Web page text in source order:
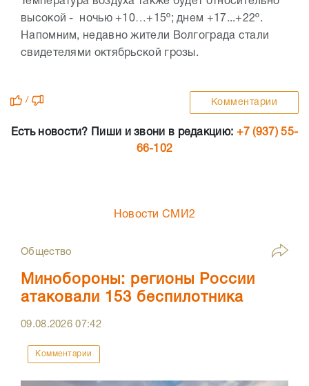
высокой - ночью +10…+15º; днем +17...+22º.
Напомним, недавно жители Волгограда стали
свидетелями октябрьской грозы.
/ Комментарии
Есть новости? Пиши и звони в редакцию: +7 (937) 55-
66-102
Новости СМИ2
Общество
Минобороны: регионы России
атаковали 153 беспилотника
09.08.202607:42
Комментарии